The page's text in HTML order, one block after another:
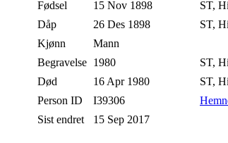
Fødsel
15 Nov 1898 ST,
Dåp
26 Des 1898
ST,
Kjønn
Mann
Begravelse 1980 ST,
Død
16 Apr 1980 ST,
Person ID
I39306
Sist endret
15 Sep 2017